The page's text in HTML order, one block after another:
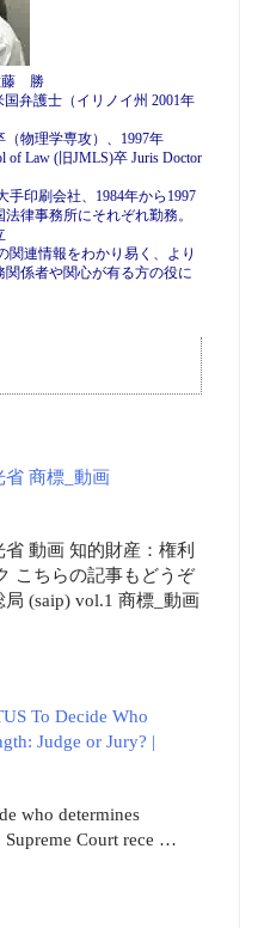
藤 勝
国弁護士（イリノイ州 2001年
（物理学専攻）、1997年
of Law (旧JMLS)卒 Juris Doctor
手印刷会社、1984年から1997
律事務所にそれぞれ勤務。
関連情報をわかり易く、より
係者や関心が有る方の役に
省 商標_動画
動画 知的財産：権利
こちらの記事もどうぞ
(saip) vol.1 商標_動画
To Decide Who
Judge or Jury? |
who determines
Supreme Court rece …